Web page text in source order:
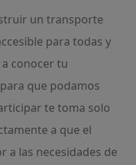
un transporte
para todas y
conocer tu
que podamos
te toma solo
a que el
a las necesidades de